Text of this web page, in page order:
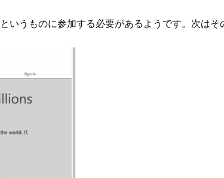
というものに参加する必要があるようです。次はそ